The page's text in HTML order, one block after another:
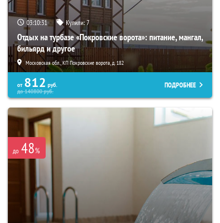
03:10:29 Купили:7
Отдых на турбазе «Покровские ворота»: питание, мангал,
бильярд и другое
Московская обл., КП Покровские ворота, д. 182
от 812 руб.
до140800руб.
ПОДРОБНЕЕ
до 48%